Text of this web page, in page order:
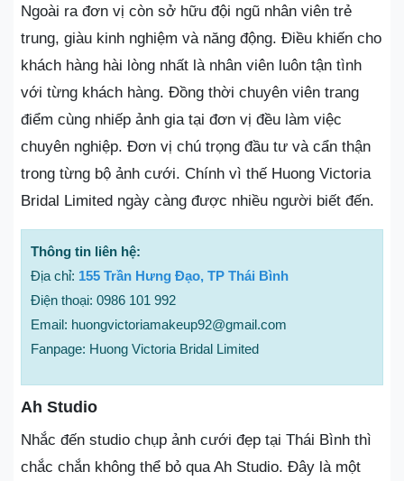
Ngoài ra đơn vị còn sở hữu đội ngũ nhân viên trẻ
trung, giàu kinh nghiệm và năng động. Điều khiến cho
khách hàng hài lòng nhất là nhân viên luôn tận tình
với từng khách hàng. Đồng thời chuyên viên trang
điểm cùng nhiếp ảnh gia tại đơn vị đều làm việc
chuyên nghiệp. Đơn vị chú trọng đầu tư và cẩn thận
trong từng bộ ảnh cưới. Chính vì thế Huong Victoria
Bridal Limited ngày càng được nhiều người biết đến.
Thông tin liên hệ:
Địa chỉ: 155 Trần Hưng Đạo, TP Thái Bình
Điện thoại: 0986 101 992
Email: huongvictoriamakeup92@gmail.com
Fanpage: Huong Victoria Bridal Limited
Ah Studio
Nhắc đến studio chụp ảnh cưới đẹp tại Thái Bình thì
chắc chắn không thể bỏ qua Ah Studio. Đây là một